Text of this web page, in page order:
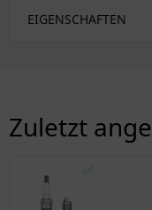
EIGENSCHAFTEN
Zuletzt
✅